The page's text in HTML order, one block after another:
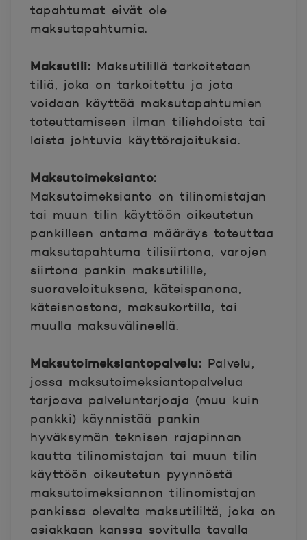
tapahtumat eivät ole
maksutapahtumia.
Maksutili: Maksutilillä tarkoitetaan
tiliä, joka on tarkoitettu ja jota
voidaan käyttää maksutapahtumien
toteuttamiseen ilman tiliehdoista tai
laista johtuvia käyttörajoituksia.
Maksutoimeksianto:
Maksutoimeksianto on tilinomistajan
tai muun tilin käyttöön oikeutetun
pankilleen antama määräys toteuttaa
maksutapahtuma tilisiirtona, varojen
siirtona pankin maksutilille,
suoraveloituksena, käteispanona,
käteisnostona, maksukortilla, tai
muulla maksuvälineellä.
Maksutoimeksiantopalvelu: Palvelu,
jossa maksutoimeksiantopalvelua
tarjoava palveluntarjoaja (muu kuin
pankki) käynnistää pankin
hyväksymän teknisen rajapinnan
kautta tilinomistajan tai muun tilin
käyttöön oikeutetun pyynnöstä
maksutoimeksiannon tilinomistajan
pankissa olevalta maksutililtä, joka on
asiakkaan kanssa sovitulla tavalla